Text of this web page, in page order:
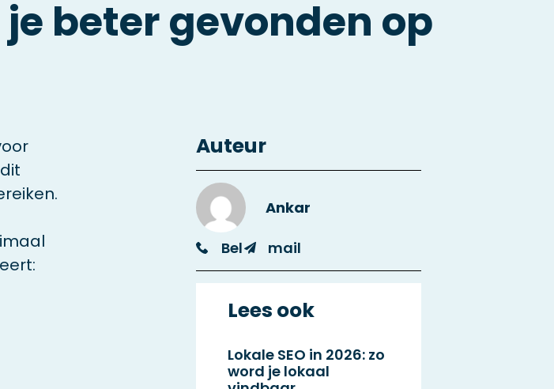
je beter gevonden op
Auteur
Ankar
Bel mail
Lees ook
Lokale SEO in 2026: zo
word je lokaal